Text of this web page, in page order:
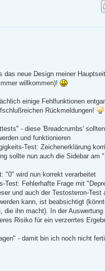
das neue Design meiner
willkommen)!
einige Fehlfunktionen
Rückmeldungen!
- diese 'Breadcrumbs'
und funktionieren
Test: Zeichenerklärung
sollte nun auch die Sidebar am
"0" wird nun korrekt verarbeitet
Test: Fehlerhafte Frage mit
und auch der Testosteron-Test
kann, ist beabsichtigt
die ihn macht). In der Auswertung
Risiko für ein verzerrtes
- damit bin ich noch nicht